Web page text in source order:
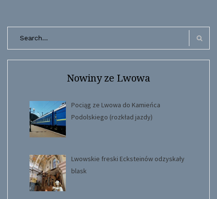
Search
Nowiny ze Lwowa
Pociąg ze Lwowa do Kamieńca
Podolskiego (rozkład jazdy)
Lwowskie freski Ecksteinów odzyskały
blask